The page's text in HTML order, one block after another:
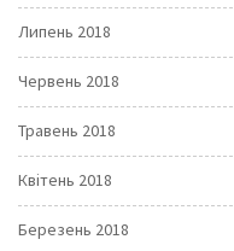
Липень 2018
Червень 2018
Травень 2018
Квітень 2018
Березень 2018